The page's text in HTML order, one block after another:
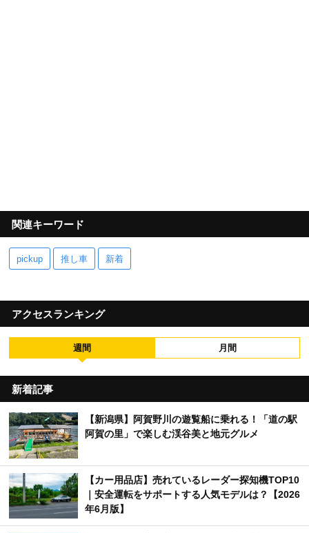
関連キーワード
pickup 推し車 新着
アクセスランキング
週間 月間
新着記事
【新潟県】阿賀野川の遊覧船に乗れる！「道の駅
阿賀の里」で楽しむ渓谷美と地元グルメ
【カー用品店】売れているレーダー探知機TOP10
｜安全運転をサポートする人気モデルは？【2026
年6月版】